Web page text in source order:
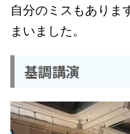
自分のミスもありま
まいました。
基調講演